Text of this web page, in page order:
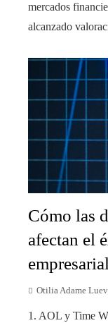
mercados
alcanzado
Cómo las
afectan el
Otilia Adame
1. AOL y Time